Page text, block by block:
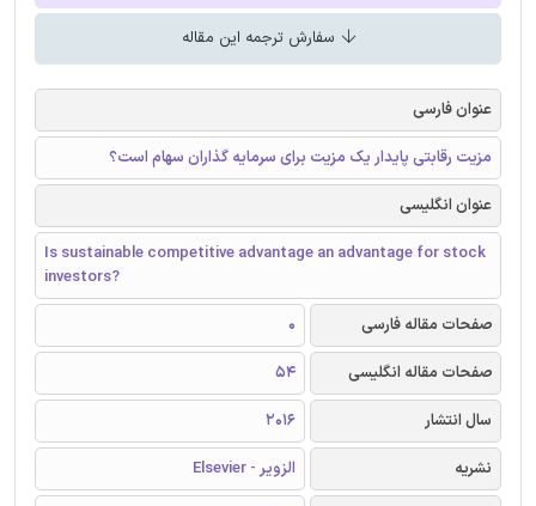
سفارش ترجمه این مقاله
عنوان فارسی
مزیت رقابتی پایدار یک مزیت برای سرمایه گذاران سهام است؟
عنوان انگلیسی
Is sustainable competitive advantage an advantage for stock
investors?
صفحات مقاله فارسی
0
صفحات مقاله انگلیسی
54
سال انتشار
2016
نشریه
الزویر - Elsevier